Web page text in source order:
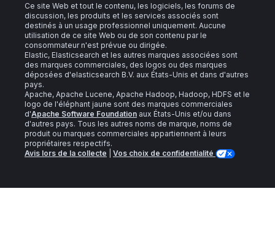
Ce site Web et tout le contenu, les logiciels, les forums de
discussion, les produits et les services associés sont
destinés à un usage professionnel uniquement. Aucune
utilisation de ce site Web ou de son contenu par le
consommateur n'est prévue ou dirigée.
Elastic, Elasticsearch et les autres marques associées sont
des marques commerciales, des logos ou des marques
déposées d'elasticsearch B.V. aux États-Unis et dans d'autres
pays.
Apache, Apache Lucene, Apache Hadoop, Hadoop, HDFS et le
logo de l'éléphant jaune sont des marques commerciales
d'Apache Software Foundation aux États-Unis et/ou dans
d'autres pays. Tous les autres noms de marque, noms de
produit ou marques commerciales appartiennent à leurs
propriétaires respectifs.
Avis lors de la collecte
Vos choix de confidentialité